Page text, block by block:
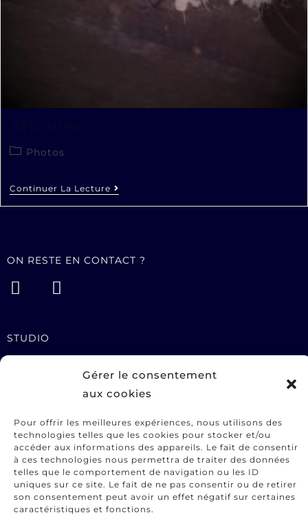
Gérer le consentement
aux cookies
Pour offrir les meilleures expériences, nous utilisons des
technologies telles que les cookies pour stocker et/ou
accéder aux informations des appareils. Le fait de consentir
à ces technologies nous permettra de traiter des données
telles que le comportement de navigation ou les ID
uniques sur ce site. Le fait de ne pas consentir ou de retirer
son consentement peut avoir un effet négatif sur certaines
caractéristiques et fonctions.
Photos
Continuer La Lecture
ON RESTE EN CONTACT ?
STUDIO
Services
Contact
INFORMATIONS UTILES
CGV
Mentions légales